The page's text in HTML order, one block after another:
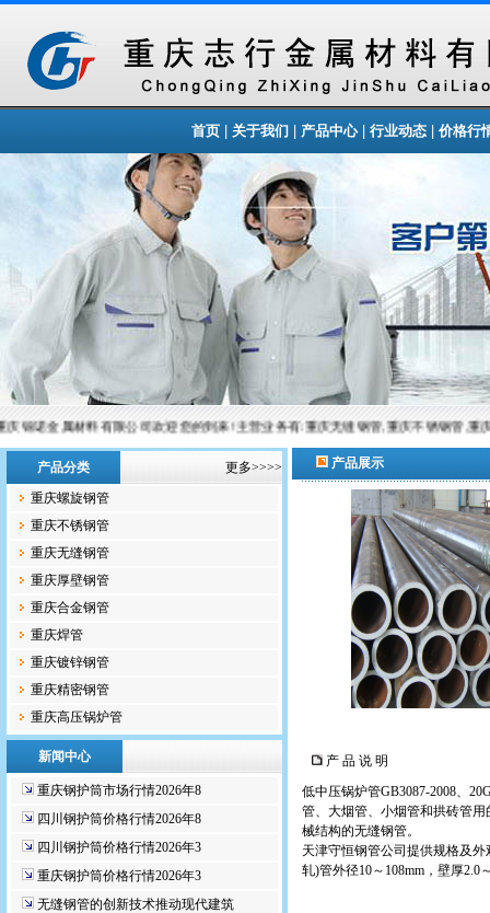
首页| 关于我们| 产品中心| 行业动态| 价格行
锦诺金属材料有限公司欢迎您的到来!主营业务有:重庆无缝钢管,重庆不锈钢管,重
产品分类
更多>>>>
重庆螺旋钢管
重庆不锈钢管
重庆无缝钢管
重庆厚壁钢管
重庆合金钢管
重庆焊管
重庆镀锌钢管
重庆精密钢管
重庆高压锅炉管
新闻中心
重庆钢护筒市场行情2026年8
四川钢护筒价格行情2026年8
四川钢护筒价格行情2026年3
重庆钢护筒价格行情2026年3
无缝钢管的创新技术推动现代建筑
产品展示
产 品 说 明
低中压锅炉管GB3087-2008、
管、大烟管、小烟管和拱砖管用
械结构的无缝钢管。
天津守恒钢管公司提供规格及外
轧)管外径10～108mm，壁厚2.0